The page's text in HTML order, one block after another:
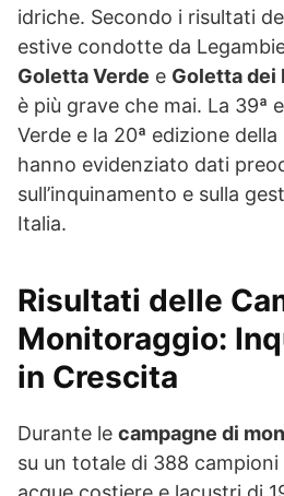
idriche. Secondo i risultati
estive condotte da
Goletta Verde e Goletta dei
è più grave che mai. La 39ª
Verde e la 20ª edizione
hanno evidenziato dati
sull’inquinamento e sulla
Italia.
Risultati delle
Monitoraggio:
in Crescita
Durante le campagne di
su un totale di 388